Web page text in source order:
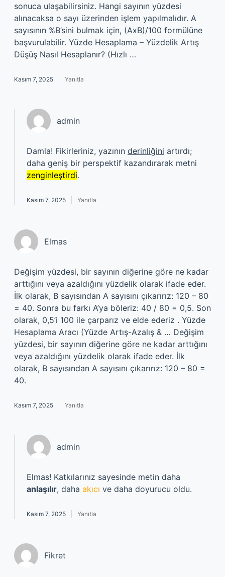
sonuca ulaşabilirsiniz. Hangi sayının yüzdesi
alınacaksa o sayı üzerinden işlem yapılmalıdır. A
sayısının %B’sini bulmak için, (AxB)/100 formülüne
başvurulabilir. Yüzde Hesaplama – Yüzdelik Artış
Düşüş Nasıl Hesaplanır? (Hızlı …
Kasım 7, 2025 Yanıtla
admin
Damla! Fikirleriniz, yazının derinliğini artırdı;
daha geniş bir perspektif kazandırarak metni
zenginleştirdi.
Kasım 7, 2025 Yanıtla
Elmas
Değişim yüzdesi, bir sayının diğerine göre ne kadar
arttığını veya azaldığını yüzdelik olarak ifade eder.
İlk olarak, B sayısından A sayısını çıkarırız: 120 – 80
= 40. Sonra bu farkı A’ya böleriz: 40 / 80 = 0,5. Son
olarak, 0,5’i 100 ile çarparız ve elde ederiz . Yüzde
Hesaplama Aracı (Yüzde Artış-Azalış & … Değişim
yüzdesi, bir sayının diğerine göre ne kadar arttığını
veya azaldığını yüzdelik olarak ifade eder. İlk
olarak, B sayısından A sayısını çıkarırız: 120 – 80 =
40.
Kasım 7, 2025 Yanıtla
admin
Elmas! Katkılarınız sayesinde metin daha
anlaşılır, daha akıcı ve daha doyurucu oldu.
Kasım 7, 2025 Yanıtla
Fikret